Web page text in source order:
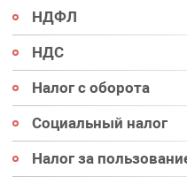
НДФЛ
НДС
Налог с оборота
Социальный налог
Налог за